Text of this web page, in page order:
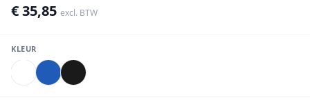
€ 35,85 excl. BTW
KLEUR